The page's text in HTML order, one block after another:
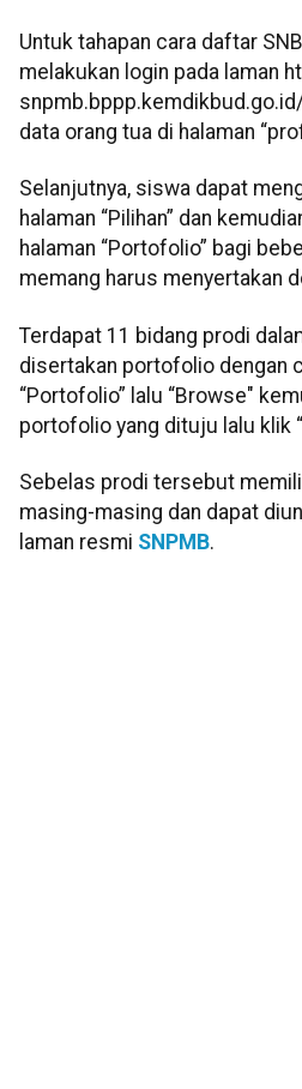
Untuk tahapan cara daftar
melakukan login pada laman
data orang tua di halaman
Selanjutnya, siswa dapat
halaman “Pilihan” dan
halaman “Portofolio” bagi
memang harus menyertakan
Terdapat 11 bidang prodi
disertakan portofolio dengan
“Portofolio” lalu “Browse"
portofolio yang dituju lalu klik
Sebelas prodi tersebut
masing-masing dan dapat
laman resmi SNPMB.